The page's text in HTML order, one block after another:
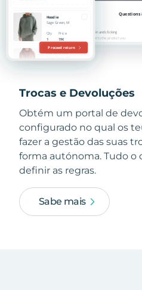
Trocas e Devoluções
Obtém um portal de
configurado no qual os
fazer a gestão das suas
forma autónoma. Tudo o
definir as regras.
Sabe mais